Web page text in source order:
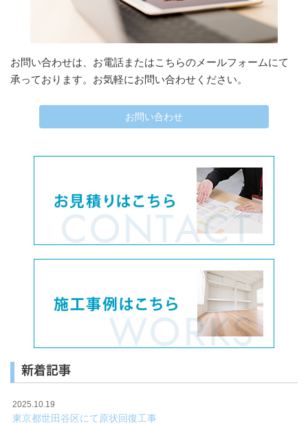
お問い合わせは、お電話またはこちらのメールフォームにて
承っております。お気軽にお問い合わせください。
お問い合わせ
新着記事
2025.10.19
東京都世田谷区にて原状回復工事